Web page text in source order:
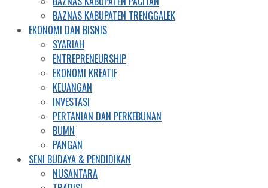
BAZNAS KABUPATEN TRENGGALEK
EKONOMI DAN BISNIS
SYARIAH
ENTREPRENEURSHIP
EKONOMI KREATIF
KEUANGAN
INVESTASI
PERTANIAN DAN PERKEBUNAN
BUMN
PANGAN
SENI BUDAYA & PENDIDIKAN
NUSANTARA